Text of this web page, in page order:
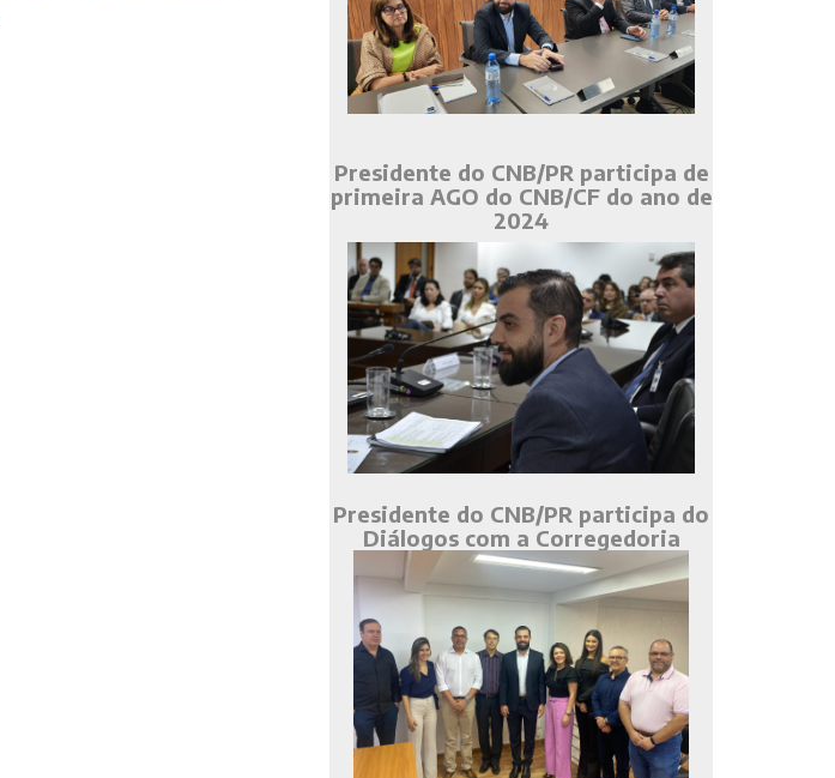
Presidente do CNB/PR participa de
primeira AGO do CNB/CF do ano de
2024
Presidente do CNB/PR participa do
Diálogos com a Corregedoria